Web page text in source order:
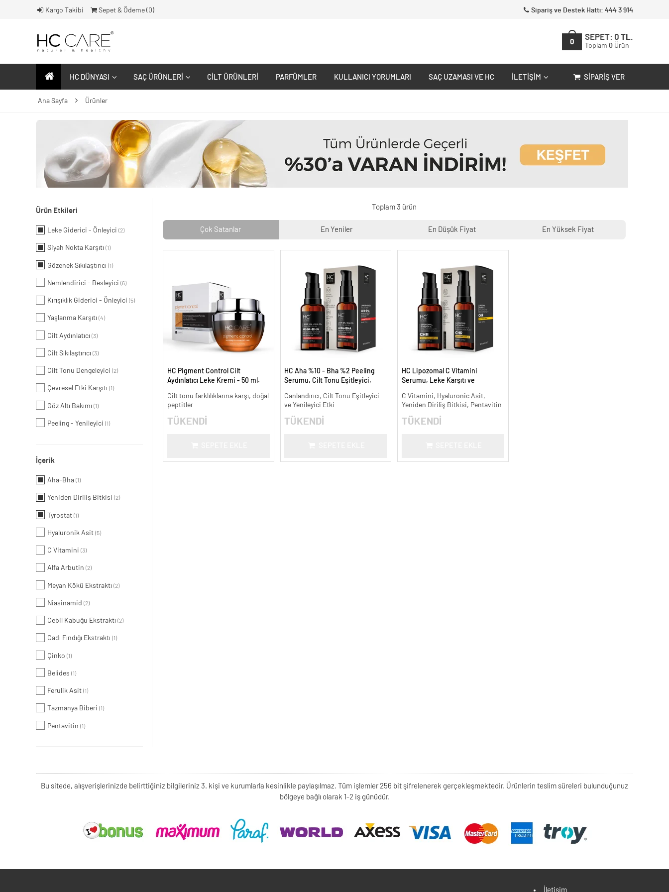
Kargo Takibi Sepet & Ödeme ( 0) Sipariş ve Destek Hattı: 444 3 914
0
SEPET: 0 TL.
Toplam 0 Ürün
HC DÜNYASI SAÇ ÜRÜNLERI CILT ÜRÜNLERI PARFÜMLER KULLANICI YORUMLARI SAÇ UZAMASI VE HC İLETIŞIM SIPARIŞ VER
Ana Sayfa Ürünler
Ürün Etkileri
Leke Giderici - Önleyici (2)
Siyah Nokta Karşıtı (1)
Gözenek Sıkılaştırıcı (1)
Nemlendirici - Besleyici (6)
Kırışıklık Giderici - Önleyici (5)
Yaşlanma Karşıtı (4)
Cilt Aydınlatıcı (3)
Cilt Sıkılaştırıcı (3)
Cilt Tonu Dengeleyici (2)
Çevresel Etki Karşıtı (1)
Göz Altı Bakımı (1)
Peeling - Yenileyici (1)
İçerik
Aha-Bha (1)
Yeniden Diriliş Bitkisi (2)
Tyrostat (1)
Hyaluronik Asit (5)
C Vitamini (3)
Alfa Arbutin (2)
Meyan Kökü Ekstraktı (2)
Niasinamid (2)
Cebil Kabuğu Ekstraktı (2)
Cadı Fındığı Ekstraktı (1)
Çinko (1)
Belides (1)
Ferulik Asit (1)
Tazmanya Biberi (1)
Pentavitin (1)
Toplam 3 ürün
Çok Satanlar En Yeniler En Düşük Fiyat En Yüksek Fiyat
HC Pigment Control Cilt
Aydınlatıcı Leke Kremi - 50 ml.
Cilt tonu farklılıklarına karşı, doğal
peptitler
TÜKENDİ
HC Aha %10 - Bha %2 Peeling
Serumu, Cilt Tonu Eşitleyici,
Canlandırıcı, Cilt Tonu Eşitleyici
ve Yenileyici Etki
TÜKENDİ
HC Lipozomal C Vitamini
Serumu, Leke Karşıtı ve
C Vitamini, Hyaluronic Asit,
Yeniden Diriliş Bitkisi, Pentavitin
TÜKENDİ
Bu sitede, alışverişlerinizde belirttiğiniz bilgileriniz 3. kişi ve kurumlarla kesinlikle paylaşılmaz. Tüm işlemler 256 bit şifrelenerek gerçekleşmektedir. Ürünlerin teslim süreleri bulunduğunuz
bölgeye bağlı olarak 1-2 iş günüdür.
İletişim